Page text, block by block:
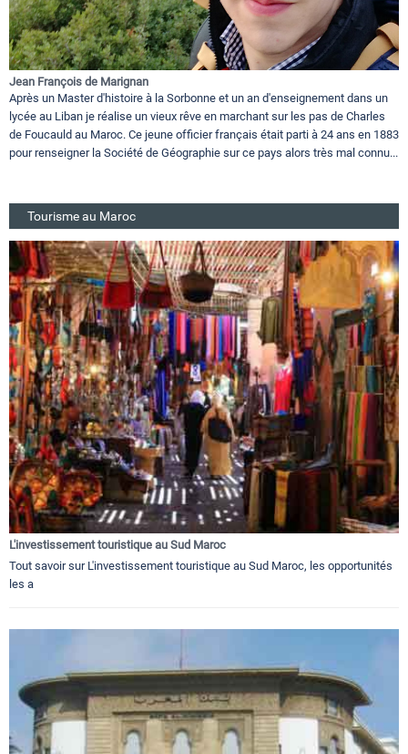
Jean François de Marignan
Après un Master d'histoire à la Sorbonne et un an d'enseignement dans un
lycée au Liban je réalise un vieux rêve en marchant sur les pas de Charles
de Foucauld au Maroc. Ce jeune officier français était parti à 24 ans en 1883
pour renseigner la Société de Géographie sur ce pays alors très mal connu...
Tourisme au Maroc
L'investissement touristique au Sud Maroc
Tout savoir sur L'investissement touristique au Sud Maroc, les opportunités
les a